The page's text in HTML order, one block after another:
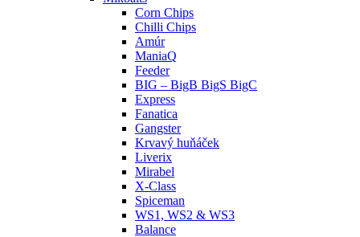
Corn Chips
Chilli Chips
Amúr
ManiaQ
Feeder
BIG – BigB BigS BigC
Express
Fanatica
Gangster
Krvavý huňáček
Liverix
Mirabel
X-Class
Spiceman
WS1, WS2 & WS3
Balance